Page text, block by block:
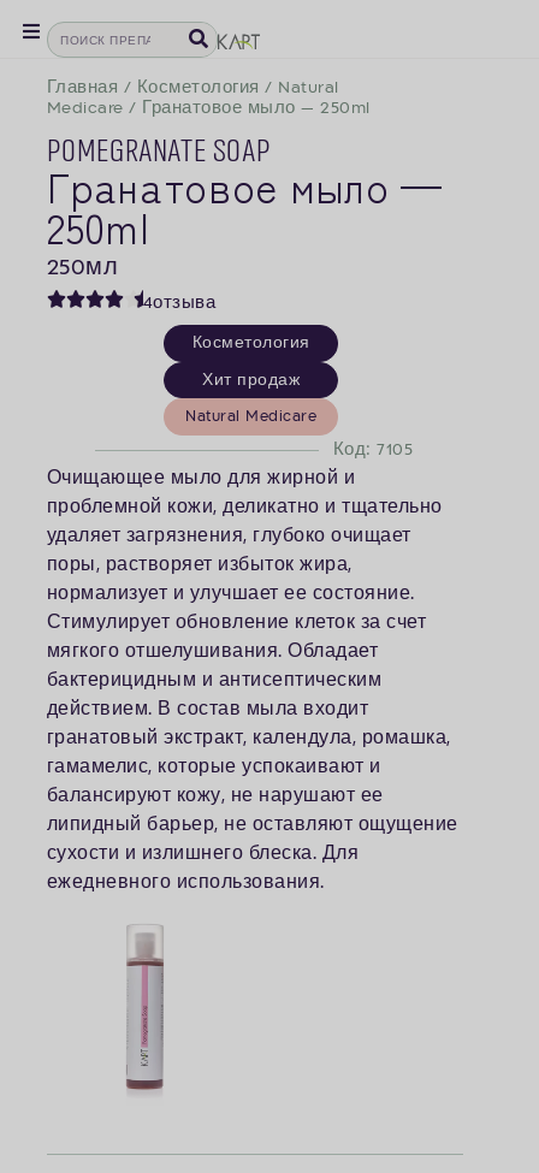
Главная / Косметология / Natural
Medicare / Гранатовое мыло — 250ml
Pomegranate Soap
Гранатовое мыло —
250ml
250мл
4отзыва
Косметология
Хит продаж
Natural Medicare
Код: 7105
Очищающее мыло для жирной и
проблемной кожи, деликатно и тщательно
удаляет загрязнения, глубоко очищает
поры, растворяет избыток жира,
нормализует и улучшает ее состояние.
Стимулирует обновление клеток за счет
мягкого отшелушивания. Обладает
бактерицидным и антисептическим
действием. В состав мыла входит
гранатовый экстракт, календула, ромашка,
гамамелис, которые успокаивают и
балансируют кожу, не нарушают ее
липидный барьер, не оставляют ощущение
сухости и излишнего блеска. Для
ежедневного использования.